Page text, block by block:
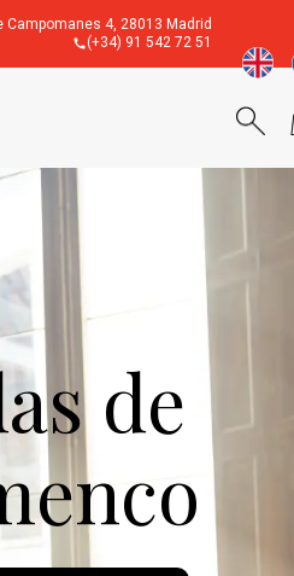
Campomanes 4, 28013 Madrid
(+34) 91 542 72 51